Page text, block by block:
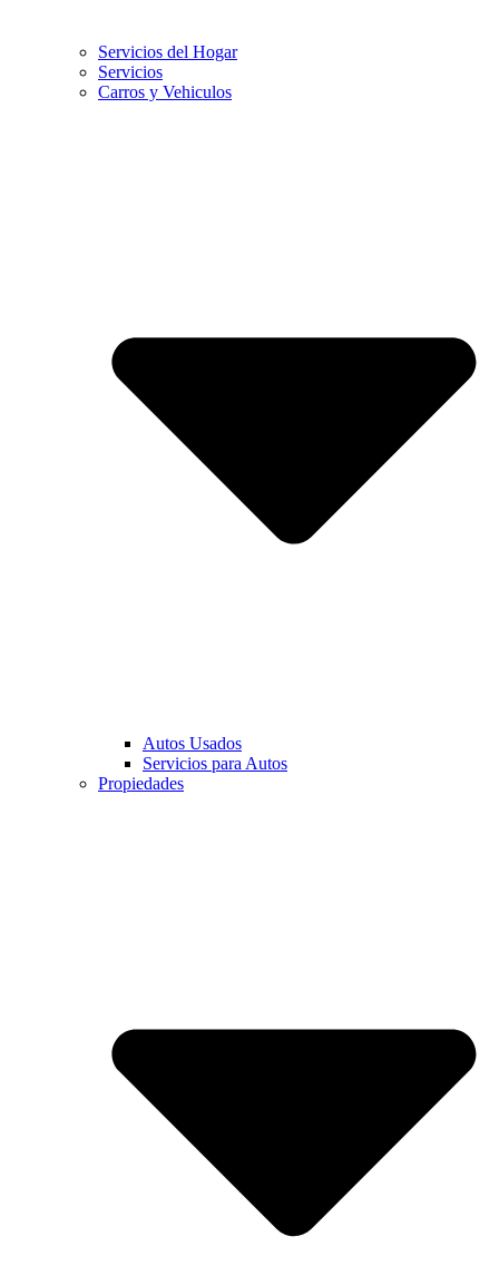
Servicios del Hogar
Servicios
Carros y Vehiculos
Autos Usados
Servicios para Autos
Propiedades